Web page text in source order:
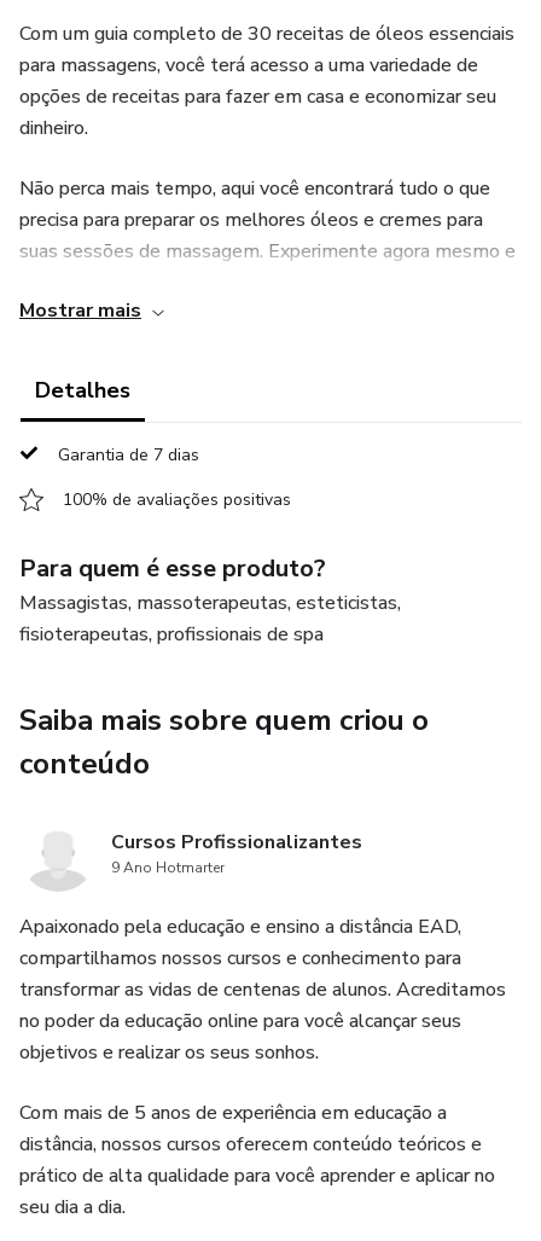
Com um guia completo de 30 receitas de óleos essenciais
para massagens, você terá acesso a uma variedade de
opções de receitas para fazer em casa e economizar seu
dinheiro.
Não perca mais tempo, aqui você encontrará tudo o que
precisa para preparar os melhores óleos e cremes para
suas sessões de massagem. Experimente agora mesmo e
bem-estar e de seus clientes.
Mostrar mais
Detalhes
Garantia de 7 dias
100% de avaliações positivas
Para quem é esse produto?
Massagistas, massoterapeutas, esteticistas,
fisioterapeutas, profissionais de spa
Saiba mais sobre quem criou o
conteúdo
Cursos Profissionalizantes
9 Ano Hotmarter
Apaixonado pela educação e ensino a distância EAD,
compartilhamos nossos cursos e conhecimento para
transformar as vidas de centenas de alunos. Acreditamos
no poder da educação online para você alcançar seus
objetivos e realizar os seus sonhos.
Com mais de 5 anos de experiência em educação a
distância, nossos cursos oferecem conteúdo teóricos e
prático de alta qualidade para você aprender e aplicar no
seu dia a dia.